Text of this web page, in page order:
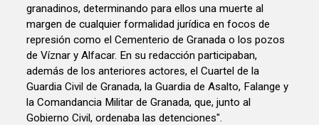
granadinos, determinando para ellos una muerte al
margen de cualquier formalidad jurídica en focos de
represión como el Cementerio de Granada o los pozos
de Víznar y Alfacar. En su redacción participaban,
además de los anteriores actores, el Cuartel de la
Guardia Civil de Granada, la Guardia de Asalto, Falange y
la Comandancia Militar de Granada, que, junto al
Gobierno Civil, ordenaba las detenciones".